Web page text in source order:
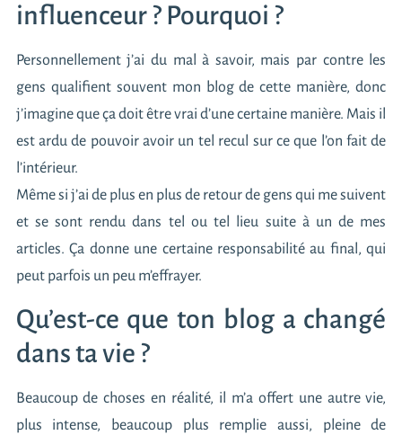
influenceur ? Pourquoi ?
Personnellement j’ai du mal à savoir, mais par contre les
gens qualifient souvent mon blog de cette manière, donc
j’imagine que ça doit être vrai d’une certaine manière. Mais il
est ardu de pouvoir avoir un tel recul sur ce que l’on fait de
l’intérieur.
Même si j’ai de plus en plus de retour de gens qui me suivent
et se sont rendu dans tel ou tel lieu suite à un de mes
articles. Ça donne une certaine responsabilité au final, qui
peut parfois un peu m’effrayer.
Qu’est-ce que ton blog a changé
dans ta vie ?
Beaucoup de choses en réalité, il m’a offert une autre vie,
plus intense, beaucoup plus remplie aussi, pleine de